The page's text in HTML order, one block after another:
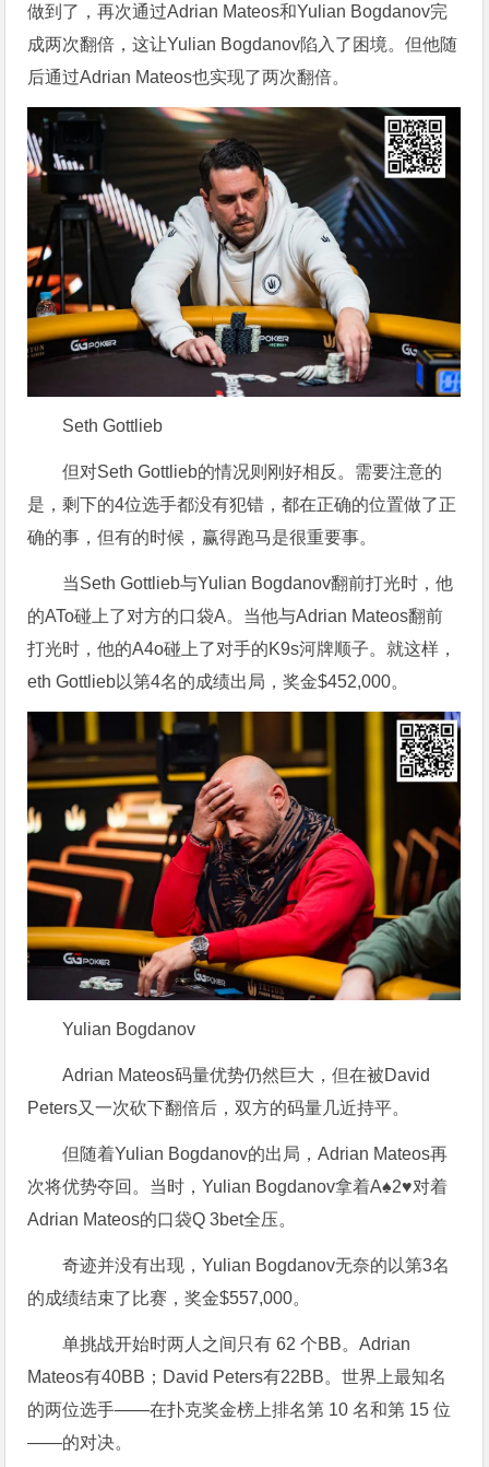
做到了，再次通过Adrian Mateos和Yulian Bogdanov完
成两次翻倍，这让Yulian Bogdanov陷入了困境。但他随
后通过Adrian Mateos也实现了两次翻倍。
Seth Gottlieb
但对Seth Gottlieb的情况则刚好相反。需要注意的
是，剩下的4位选手都没有犯错，都在正确的位置做了正
确的事，但有的时候，赢得跑马是很重要事。
当Seth Gottlieb与Yulian Bogdanov翻前打光时，他
的ATo碰上了对方的口袋A。当他与Adrian Mateos翻前
打光时，他的A4o碰上了对手的K9s河牌顺子。就这样，
eth Gottlieb以第4名的成绩出局，奖金$452,000。
Yulian Bogdanov
Adrian Mateos码量优势仍然巨大，但在被David
Peters又一次砍下翻倍后，双方的码量几近持平。
但随着Yulian Bogdanov的出局，Adrian Mateos再
次将优势夺回。当时，Yulian Bogdanov拿着A♠2♥对着
Adrian Mateos的口袋Q 3bet全压。
奇迹并没有出现，Yulian Bogdanov无奈的以第3名
的成绩结束了比赛，奖金$557,000。
单挑战开始时两人之间只有 62 个BB。Adrian
Mateos有40BB；David Peters有22BB。世界上最知名
的两位选手——在扑克奖金榜上排名第 10 名和第 15 位
——的对决。